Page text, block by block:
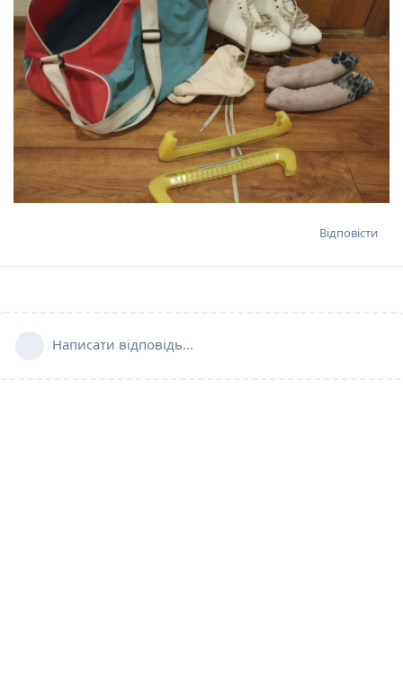
Відповісти
Написати відповідь...